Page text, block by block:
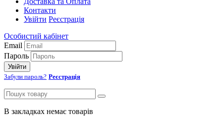
Контакти
Увійти Реєстрація
Особистий кабінет
Email
Пароль
Увійти
Забули пароль? Реєстрація
В закладках немає товарів